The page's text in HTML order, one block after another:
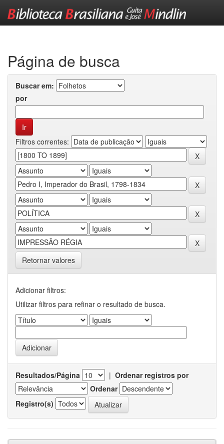
Página de busca
Buscar em:
por
Filtros correntes:
Retornar valores
Adicionar filtros:
Utilizar filtros para refinar o resultado de busca.
Resultados/Página | Ordenar registros por
Ordenar
Registro(s)